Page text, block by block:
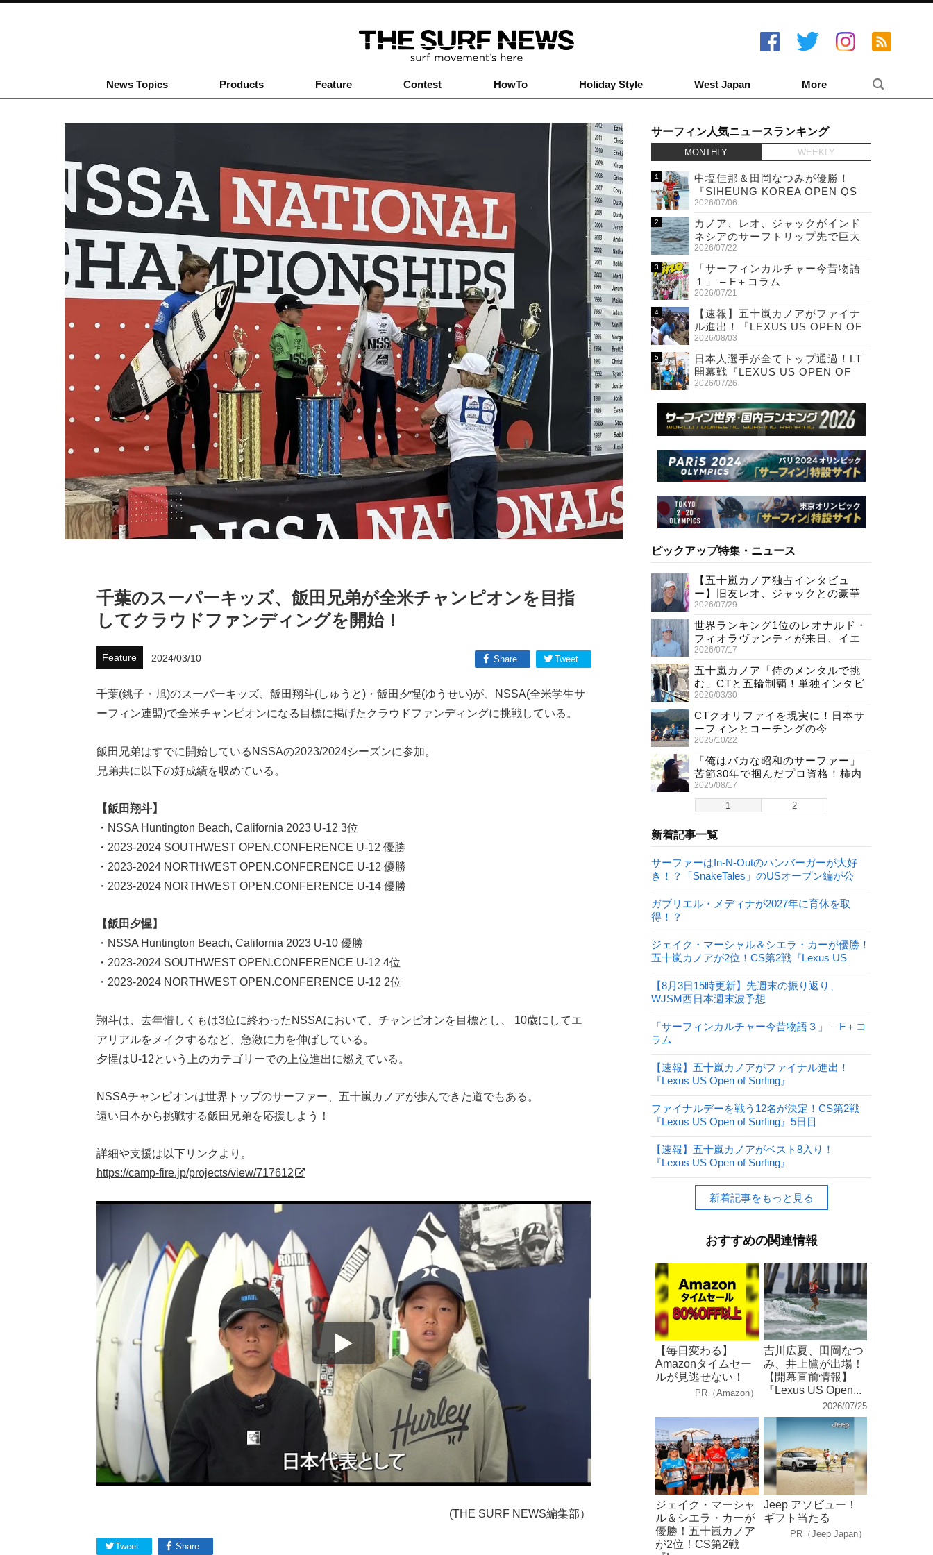
News Topics Products Feature Contest HowTo Holiday Style West Japan More
千葉のスーパーキッズ、飯田兄弟が全米チャンピオンを目指
してクラウドファンディングを開始！
Feature 2024/03/10 Tweet
Share
千葉(銚子・旭)のスーパーキッズ、飯田翔斗(しゅうと)・飯田夕惺(ゆうせい)が、NSSA(全米学生サ
ーフィン連盟)で全米チャンピオンになる目標に掲げたクラウドファンディングに挑戦している。
飯田兄弟はすでに開始しているNSSAの2023/2024シーズンに参加。
兄弟共に以下の好成績を収めている。
【飯田翔斗】
・NSSA Huntington Beach, California 2023 U-12 3位
・2023-2024 SOUTHWEST OPEN.CONFERENCE U-12 優勝
・2023-2024 NORTHWEST OPEN.CONFERENCE U-12 優勝
・2023-2024 NORTHWEST OPEN.CONFERENCE U-14 優勝
【飯田夕惺】
・NSSA Huntington Beach, California 2023 U-10 優勝
・2023-2024 SOUTHWEST OPEN.CONFERENCE U-12 4位
・2023-2024 NORTHWEST OPEN.CONFERENCE U-12 2位
翔斗は、去年惜しくもは3位に終わったNSSAにおいて、チャンピオンを目標とし、 10歳にしてエ
アリアルをメイクするなど、急激に力を伸ばしている。
夕惺はU-12という上のカテゴリーでの上位進出に燃えている。
NSSAチャンピオンは世界トップのサーファー、五十嵐カノアが歩んできた道でもある。
遠い日本から挑戦する飯田兄弟を応援しよう！
詳細や支援は以下リンクより。
https://camp-fire.jp/projects/view/717612
(THE SURF NEWS編集部）
Tweet Share
サーフィン人気ニュースランキング
MONTHLY WEEKLY
中塩佳那＆田岡なつみが優勝！
『SIHEUNG KOREA OPEN QS
6,000 & LQS』
2026/07/06
カノア、レオ、ジャックがインド
ネシアのサーフトリップ先で巨大
ワニと遭遇！
2026/07/22
「サーフィンカルチャー今昔物語
１」 – F＋コラム
2026/07/21
【速報】五十嵐カノアがファイナ
ル進出！『LEXUS US OPEN OF
SURFING』
2026/08/03
日本人選手が全てトップ通過！LT
開幕戦『LEXUS US OPEN OF
SURFING』初日
2026/07/26
ピックアップ特集・ニュース
1 2
【五十嵐カノア独占インタビュ
ー】旧友レオ、ジャックとの豪華
プライベートセッション
2026/07/29
世界ランキング1位のレオナルド・
フィオラヴァンティが来日、イエ
ロージャージ獲得直後の独占イン
タビュー
2026/07/17
五十嵐カノア「侍のメンタルで挑
む」CTと五輪制覇！単独インタビ
ューで熱弁
2026/03/30
CTクオリファイを現実に！日本サ
ーフィンとコーチングの今
2025/10/22
「俺はバカな昭和のサーファー」
苦節30年で掴んだプロ資格！柿内
聖文(54)の生き様
2025/08/17
新着記事一覧
サーファーはIn-N-Outのハンバーガーが大好
き！？「SnakeTales」のUSオープン編が公
ガブリエル・メディナが2027年に育休を取
得！？
ジェイク・マーシャル＆シエラ・カーが優勝！
五十嵐カノアが2位！CS第2戦『Lexus US
【8月3日15時更新】先週末の振り返り、
WJSM西日本週末波予想
「サーフィンカルチャー今昔物語３」 – F＋コ
ラム
【速報】五十嵐カノアがファイナル進出！
『Lexus US Open of Surfing』
ファイナルデーを戦う12名が決定！CS第2戦
『Lexus US Open of Surfing』5日目
【速報】五十嵐カノアがベスト8入り！
『Lexus US Open of Surfing』
新着記事をもっと見る
おすすめの関連情報
【毎日変わる】
Amazonタイムセー
ルが見逃せない！
PR（Amazon）
吉川広夏、田岡なつ
み、井上鷹が出場！
【開幕直前情報】
『Lexus US Open...
2026/07/25
ジェイク・マーシャ
ル＆シエラ・カーが
優勝！五十嵐カノア
が2位！CS第2戦
Jeep アソビュー！
ギフト当たる
PR（Jeep Japan）